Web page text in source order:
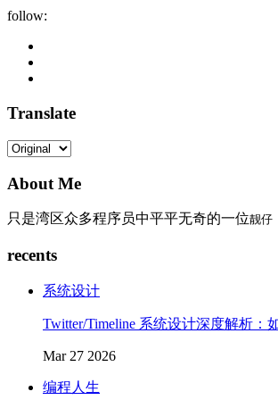
follow:
Translate
About Me
只是湾区众多程序员中平平无奇的一位靓仔
recents
系统设计
Twitter/Timeline 系统设计深度解析：
Mar 27 2026
编程人生